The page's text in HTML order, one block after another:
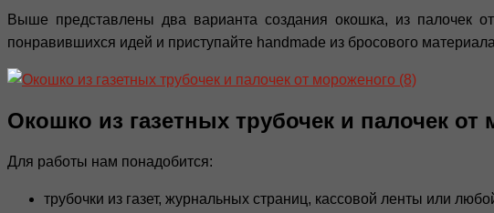
Выше представлены два варианта создания окошка, из палочек
понравившихся идей и приступайте handmade из бросового
Окошко из газетных трубочек и палочек от
Для работы нам понадобится:
трубочки из газет, журнальных страниц, кассовой ленты или